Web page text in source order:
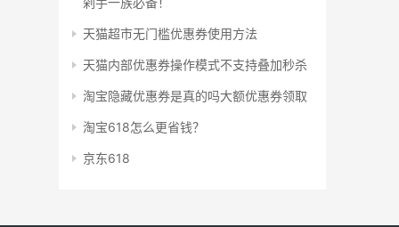
天猫超市无门槛优惠券使用方法
天猫内部优惠券操作模式不支持叠加秒杀
淘宝隐藏优惠券是真的吗大额优惠券领取
淘宝618怎么更省钱？
京东618